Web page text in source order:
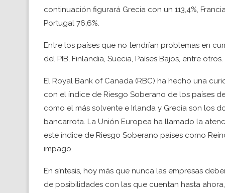
continuación figurará Grecia con un 113,4%,
Portugal 76,6%.
Entre los países que no tendrían problemas en
del PIB, Finlandia, Suecia, Países Bajos, entre otros.
El Royal Bank of Canada (RBC) ha hecho una
con el índice de Riesgo Soberano de los países
como el más solvente e Irlanda y Grecia son los
bancarrota. La Unión Europea ha llamado la
este índice de Riesgo Soberano países como
impago.
En síntesis, hoy más que nunca las empresas
de posibilidades con las que cuentan hasta